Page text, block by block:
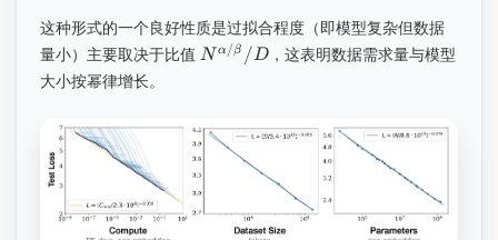
这种形式的一个良好性质是过拟合程度（即模型复杂但数据
量小）主要取决于比值 N α /β /D ，这表明数据需求量与模型
大小按幂律增长。